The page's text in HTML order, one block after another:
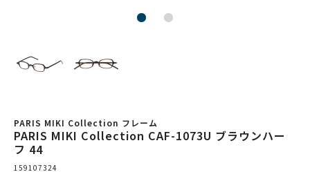
PARIS MIKI Collection フレーム
PARIS MIKI Collection CAF-1073U ブラウンハー
フ 44
159107324